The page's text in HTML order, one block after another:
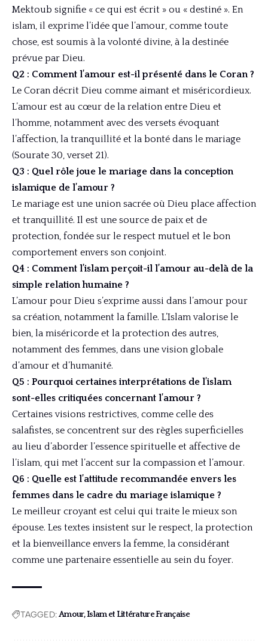
Mektoub signifie « ce qui est écrit » ou « destiné ». En
islam, il exprime l’idée que l’amour, comme toute
chose, est soumis à la volonté divine, à la destinée
prévue par Dieu.
Q2 : Comment l’amour est-il présenté dans le Coran ?
Le Coran décrit Dieu comme aimant et miséricordieux.
L’amour est au cœur de la relation entre Dieu et
l’homme, notamment avec des versets évoquant
l’affection, la tranquillité et la bonté dans le mariage
(Sourate 30, verset 21).
Q3 : Quel rôle joue le mariage dans la conception
islamique de l’amour ?
Le mariage est une union sacrée où Dieu place affection
et tranquillité. Il est une source de paix et de
protection, fondée sur le respect mutuel et le bon
comportement envers son conjoint.
Q4 : Comment l’islam perçoit-il l’amour au-delà de la
simple relation humaine ?
L’amour pour Dieu s’exprime aussi dans l’amour pour
sa création, notamment la famille. L’Islam valorise le
bien, la miséricorde et la protection des autres,
notamment des femmes, dans une vision globale
d’amour et d’humanité.
Q5 : Pourquoi certaines interprétations de l’islam
sont-elles critiquées concernant l’amour ?
Certaines visions restrictives, comme celle des
salafistes, se concentrent sur des règles superficielles
au lieu d’aborder l’essence spirituelle et affective de
l’islam, qui met l’accent sur la compassion et l’amour.
Q6 : Quelle est l’attitude recommandée envers les
femmes dans le cadre du mariage islamique ?
Le meilleur croyant est celui qui traite le mieux son
épouse. Les textes insistent sur le respect, la protection
et la bienveillance envers la femme, la considérant
comme une partenaire essentielle au sein du foyer.
TAGGED:Amour, Islam et Littérature Française